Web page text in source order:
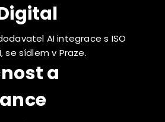
AI integrace s ISO
se sídlem v Praze.
a